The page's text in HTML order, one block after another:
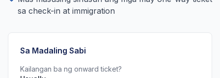
sa check-in at immigration
Sa Madaling Sabi
Kailangan ba ng onward ticket?